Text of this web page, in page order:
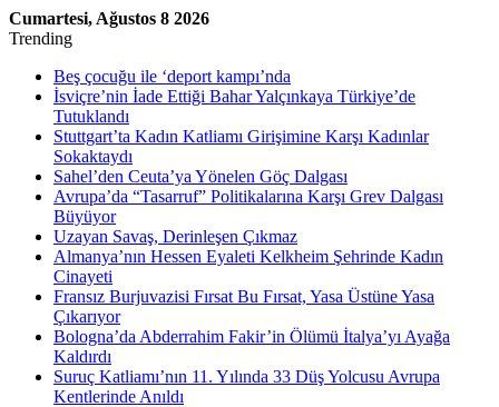
Cumartesi, Ağustos 8 2026
Trending
Beş çocuğu ile ‘deport kampı’nda
İsviçre’nin İade Ettiği Bahar Yalçınkaya Türkiye’de
Tutuklandı
Stuttgart’ta Kadın Katliamı Girişimine Karşı Kadınlar
Sokaktaydı
Sahel’den Ceuta’ya Yönelen Göç Dalgası
Avrupa’da “Tasarruf” Politikalarına Karşı Grev Dalgası
Büyüyor
Uzayan Savaş, Derinleşen Çıkmaz
Almanya’nın Hessen Eyaleti Kelkheim Şehrinde Kadın
Cinayeti
Fransız Burjuvazisi Fırsat Bu Fırsat, Yasa Üstüne Yasa
Çıkarıyor
Bologna’da Abderrahim Fakir’in Ölümü İtalya’yı Ayağa
Kaldırdı
Suruç Katliamı’nın 11. Yılında 33 Düş Yolcusu Avrupa
Kentlerinde Anıldı